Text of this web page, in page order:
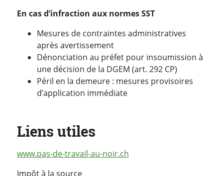
En cas d’infraction aux normes SST
Mesures de contraintes administratives
après avertissement
Dénonciation au préfet pour insoumission à
une décision de la DGEM (art. 292 CP)
Péril en la demeure : mesures provisoires
d’application immédiate
Liens utiles
www.pas-de-travail-au-noir.ch
Impôt à la source